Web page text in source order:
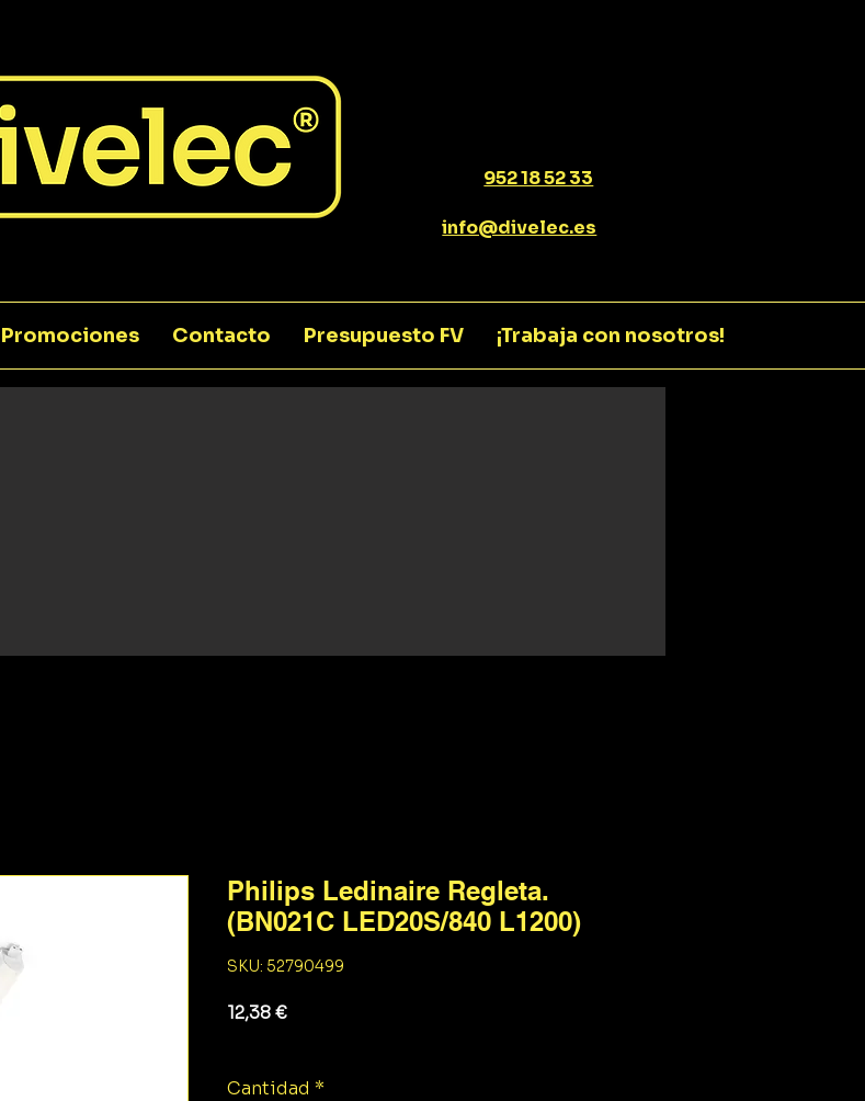
952 18 52 33
info@divelec.es
Promociones Contacto Presupuesto FV ¡Trabaja con nosotros!
Philips Ledinaire Regleta.
(BN021C LED20S/840 L1200)
SKU: 52790499
12,38 €Precio
Cantidad *